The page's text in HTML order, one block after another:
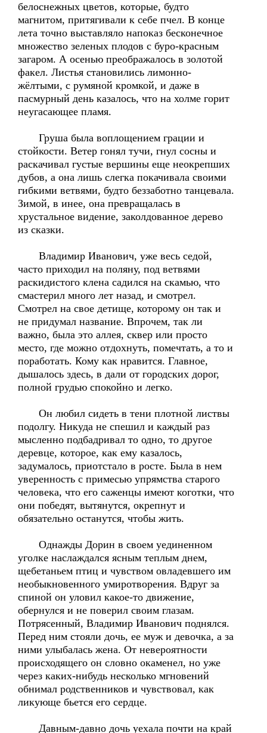
белоснежных цветов, которые, будто
магнитом, притягивали к себе пчел. В конце
лета точно выставляло напоказ бесконечное
множество зеленых плодов с буро-красным
загаром. А осенью преображалось в золотой
факел. Листья становились лимонно-
жёлтыми, с румяной кромкой, и даже в
пасмурный день казалось, что на холме горит
неугасающее пламя.
Груша была воплощением грации и
стойкости. Ветер гонял тучи, гнул сосны и
раскачивал густые вершины еще неокрепших
дубов, а она лишь слегка покачивала своими
гибкими ветвями, будто беззаботно танцевала.
Зимой, в инее, она превращалась в
хрустальное видение, заколдованное дерево
из сказки.
Владимир Иванович, уже весь седой,
часто приходил на поляну, под ветвями
раскидистого клена садился на скамью, что
смастерил много лет назад, и смотрел.
Смотрел на свое детище, которому он так и
не придумал название. Впрочем, так ли
важно, была это аллея, сквер или просто
место, где можно отдохнуть, помечтать, а то и
поработать. Кому как нравится. Главное,
дышалось здесь, в дали от городских дорог,
полной грудью спокойно и легко.
Он любил сидеть в тени плотной листвы
подолгу. Никуда не спешил и каждый раз
мысленно подбадривал то одно, то другое
деревце, которое, как ему казалось,
задумалось, приотстало в росте. Была в нем
уверенность с примесью упрямства старого
человека, что его саженцы имеют коготки, что
они победят, вытянутся, окрепнут и
обязательно останутся, чтобы жить.
Однажды Дорин в своем уединенном
уголке наслаждался ясным теплым днем,
щебетаньем птиц и чувством овладевшего им
необыкновенного умиротворения. Вдруг за
спиной он уловил какое-то движение,
обернулся и не поверил своим глазам.
Потрясенный, Владимир Иванович поднялся.
Перед ним стояли дочь, ее муж и девочка, а за
ними улыбалась жена. От невероятности
происходящего он словно окаменел, но уже
через каких-нибудь несколько мгновений
обнимал родственников и чувствовал, как
ликующе бьется его сердце.
Давным-давно дочь уехала почти на край